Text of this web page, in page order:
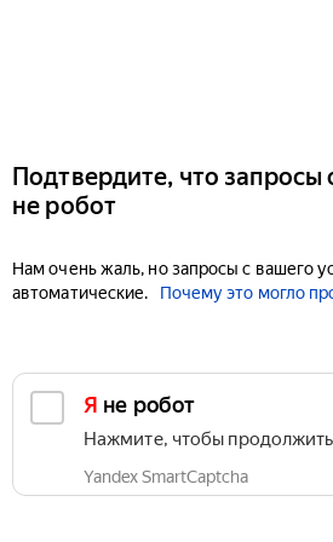
Подтвердите, что запросы
не робот
Нам очень жаль, но запросы с вашего
автоматические.
Почему это могло
Я не робот
Нажмите, чтобы продолжить
Yandex SmartCaptcha